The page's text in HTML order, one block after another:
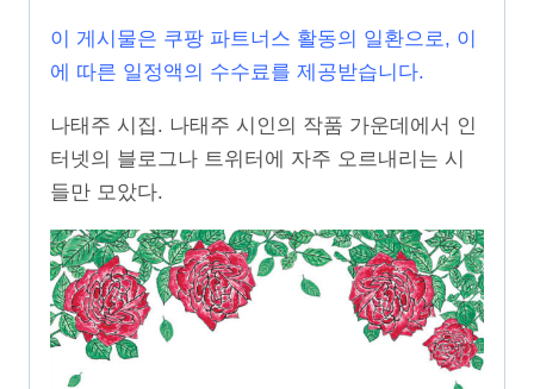
이 게시물은 쿠팡 파트너스 활동의 일환으로, 이
에 따른 일정액의 수수료를 제공받습니다.
나태주 시집. 나태주 시인의 작품 가운데에서 인
터넷의 블로그나 트위터에 자주 오르내리는 시
들만 모았다.